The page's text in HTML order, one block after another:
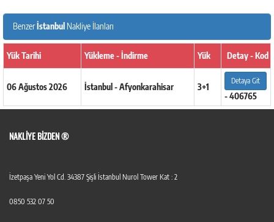
Benzerİstanbul Nakliye İlanları
Yük Tarihi Yükleme - İndirme Yük Detay - Kod
06 Ağustos 2026 İstanbul - Afyonkarahisar 3+1
Detaya Git
- 406765
NAKLIYE BIZDEN ®
İzetpaşa Yeni Yol Cd. 34387 Şişli İstanbul Nurol Tower Kat : 2
0850 532 07 50